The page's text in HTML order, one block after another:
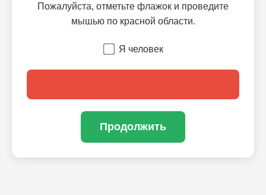
Пожалуйста, отметьте флажок и проведите
мышью по красной области.
Я человек
Продолжить